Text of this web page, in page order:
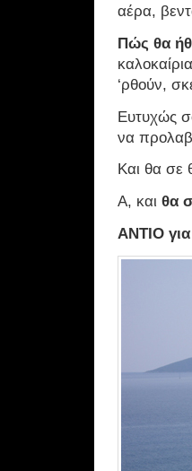
αέρα,
Πώς θα
‘ρθούν,
Ευτυχώς
να
Και θα σε
Α, και θα
ΑΝΤΙΟ